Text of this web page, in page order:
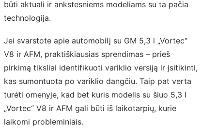
būti aktuali ir ankstesniems modeliams su ta pačia
technologija.
Jei svarstote apie automobilį su GM 5,3 l „Vortec“
V8 ir AFM, praktiškiausias sprendimas – prieš
pirkimą tiksliai identifikuoti variklio versiją ir įsitikinti,
kas sumontuota po variklio dangčiu. Taip pat verta
turėti omenyje, kad bet kuris modelis su šiuo 5,3 l
„Vortec“ V8 ir AFM gali būti iš laikotarpių, kurie
laikomi probleminiais.